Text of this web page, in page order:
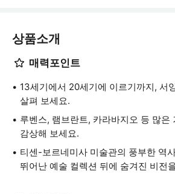
상품소개
매력포인트
13세기에서 20세기에 이르기까지, 서
살펴 보세요.
루벤스, 램브란트, 카라바지오 등 많은
감상해 보세요.
티센-보르네미사 미술관의 풍부한 역
뛰어난 예술 컬렉션 뒤에 숨겨진 비전